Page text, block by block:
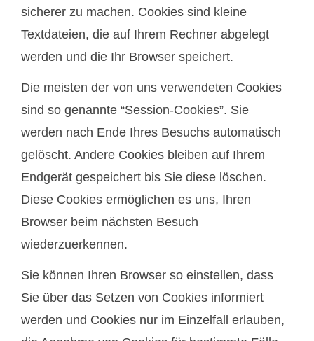
sicherer zu machen. Cookies sind kleine
Textdateien, die auf Ihrem Rechner abgelegt
werden und die Ihr Browser speichert.
Die meisten der von uns verwendeten Cookies
sind so genannte “Session-Cookies”. Sie
werden nach Ende Ihres Besuchs automatisch
gelöscht. Andere Cookies bleiben auf Ihrem
Endgerät gespeichert bis Sie diese löschen.
Diese Cookies ermöglichen es uns, Ihren
Browser beim nächsten Besuch
wiederzuerkennen.
Sie können Ihren Browser so einstellen, dass
Sie über das Setzen von Cookies informiert
werden und Cookies nur im Einzelfall erlauben,